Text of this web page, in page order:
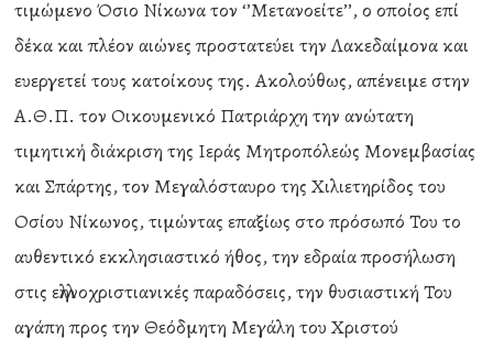
τιμώμενο Όσιο Νίκωνα τον ‘’Μετανοείτε’’, ο οποίος επί
δέκα και πλέον αιώνες προστατεύει την Λακεδαίμονα και
ευεργετεί τους κατοίκους της. Ακολούθως, απένειμε στην
Α.Θ.Π. τον Οικουμενικό Πατριάρχη την ανώτατη
τιμητική διάκριση της Ιεράς Μητροπόλεώς Μονεμβασίας
και Σπάρτης, τον Μεγαλόσταυρο της Χιλιετηρίδος του
Οσίου Νίκωνος, τιμώντας επαξίως στο πρόσωπό Του το
αυθεντικό εκκλησιαστικό ήθος, την εδραία προσήλωση
στις ελληνοχριστιανικές παραδόσεις, την θυσιαστική Του
αγάπη προς την Θεόδμητη Μεγάλη του Χριστού